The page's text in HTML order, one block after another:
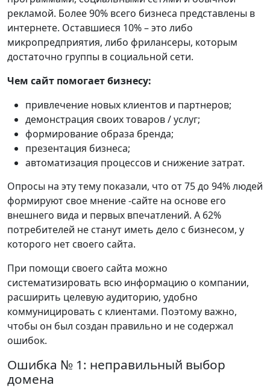
рекламой. Более 90% всего бизнеса представлены в
интернете. Оставшиеся 10% – это либо
микропредприятия, либо фрилансеры, которым
достаточно группы в социальной сети.
Чем сайт помогает бизнесу:
привлечение новых клиентов и партнеров;
демонстрация своих товаров / услуг;
формирование образа бренда;
презентация бизнеса;
автоматизация процессов и снижение затрат.
Опросы на эту тему показали, что от 75 до 94% людей
формируют свое мнение -сайте на основе его
внешнего вида и первых впечатлений. А 62%
потребителей не станут иметь дело с бизнесом, у
которого нет своего сайта.
При помощи своего сайта можно
систематизировать всю информацию о компании,
расширить целевую аудиторию, удобно
коммуницировать с клиентами. Поэтому важно,
чтобы он был создан правильно и не содержал
ошибок.
Ошибка № 1: неправильный выбор
домена